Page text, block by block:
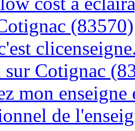
(83570)
Cotignac
mon
de